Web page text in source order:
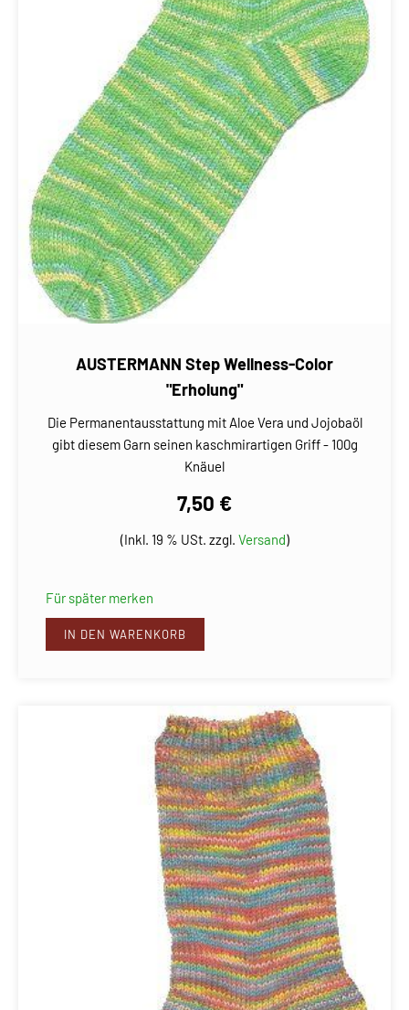
AUSTERMANN Step Wellness-Color
"Erholung"
Die Permanentausstattung mit Aloe Vera und Jojobaöl
gibt diesem Garn seinen kaschmirartigen Griff - 100g
Knäuel
7,50 €
(Inkl. 19 % USt. zzgl. Versand)
Für später merken
IN DEN WARENKORB